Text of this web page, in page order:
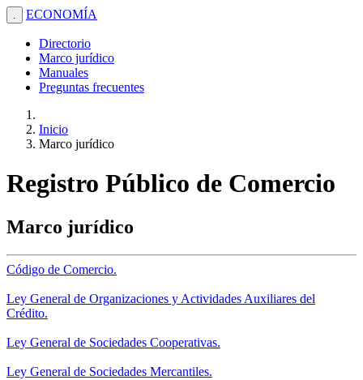
. ECONOMÍA
Directorio
Marco jurídico
Manuales
Preguntas frecuentes
Inicio
Marco jurídico
Registro Público de Comercio
Marco jurídico
Código de Comercio.
Ley General de Organizaciones y Actividades Auxiliares del
Crédito.
Ley General de Sociedades Cooperativas.
Ley General de Sociedades Mercantiles.